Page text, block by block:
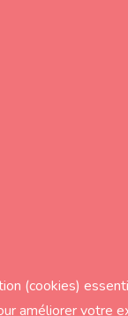
(cookies)
améliorer votre